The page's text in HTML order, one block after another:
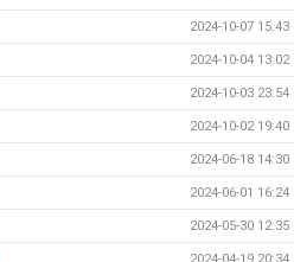
2024-10-07 15:43
2024-10-04 13:02
2024-10-03 23:54
2024-10-02 19:40
2024-06-18 14:30
2024-06-01 16:24
2024-05-30 12:35